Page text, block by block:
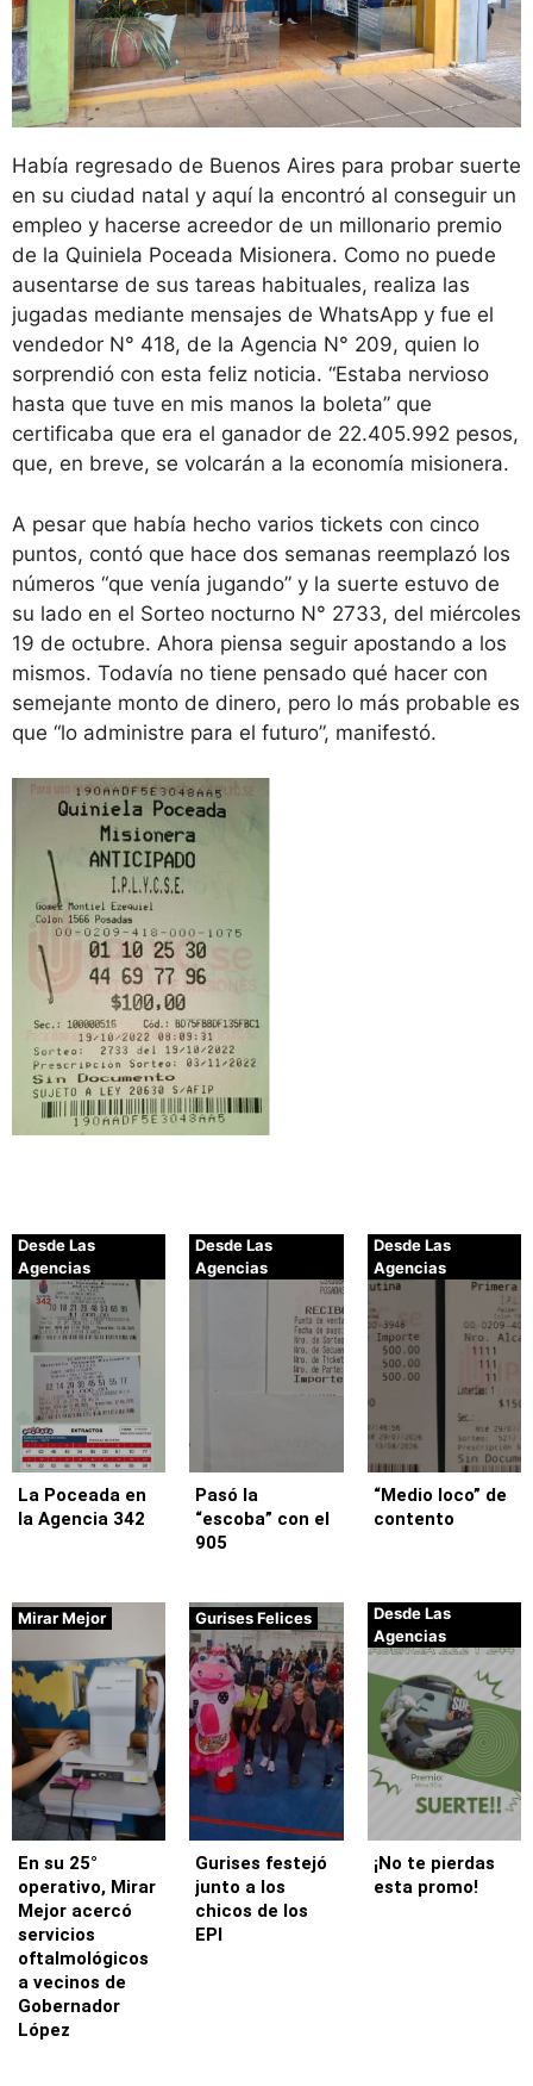
Había regresado de Buenos Aires para probar suerte
en su ciudad natal y aquí la encontró al conseguir un
empleo y hacerse acreedor de un millonario premio
de la Quiniela Poceada Misionera. Como no puede
ausentarse de sus tareas habituales, realiza las
jugadas mediante mensajes de WhatsApp y fue el
vendedor N° 418, de la Agencia N° 209, quien lo
sorprendió con esta feliz noticia. “Estaba nervioso
hasta que tuve en mis manos la boleta” que
certificaba que era el ganador de 22.405.992 pesos,
que, en breve, se volcarán a la economía misionera.
A pesar que había hecho varios tickets con cinco
puntos, contó que hace dos semanas reemplazó los
números “que venía jugando” y la suerte estuvo de
su lado en el Sorteo nocturno N° 2733, del miércoles
19 de octubre. Ahora piensa seguir apostando a los
mismos. Todavía no tiene pensado qué hacer con
semejante monto de dinero, pero lo más probable es
que “lo administre para el futuro”, manifestó.
Desde Las
Agencias
La Poceada en
la Agencia 342
Desde Las
Agencias
Pasó la
“escoba” con el
905
Desde Las
Agencias
“Medio loco” de
contento
Mirar Mejor
En su 25°
operativo, Mirar
Mejor acercó
servicios
oftalmológicos
a vecinos de
Gobernador
López
Gurises Felices
Gurises festejó
junto a los
chicos de los
EPI
Desde Las
Agencias
¡No te pierdas
esta promo!